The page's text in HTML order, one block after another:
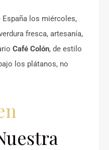
España los miércoles,
fresca, artesanía,
Café Colón, de estilo
los plátanos, no